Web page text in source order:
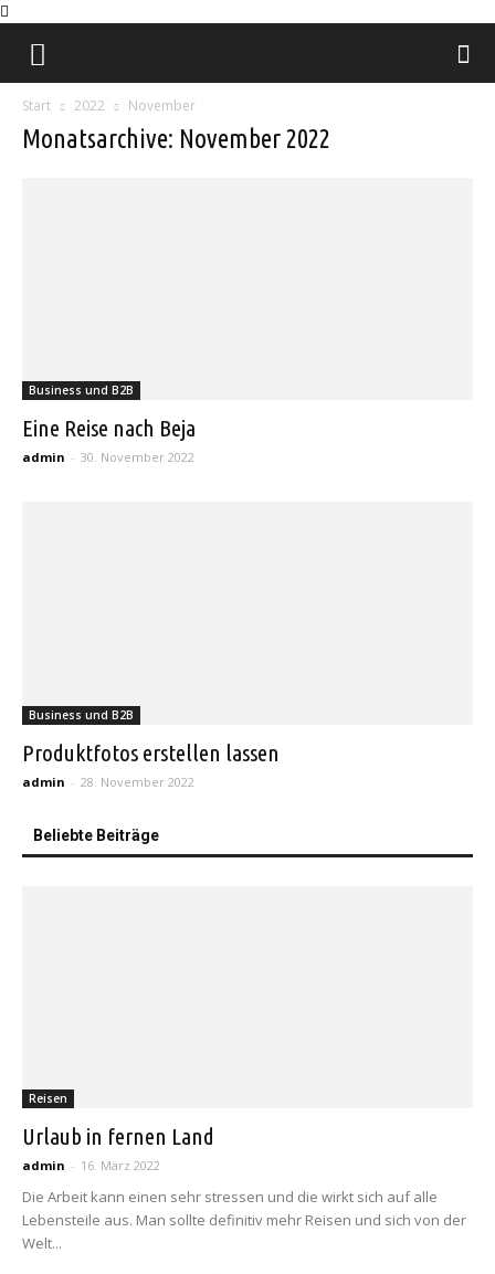
Start 2022 November
Monatsarchive: November 2022
Business und B2B
Eine Reise nach Beja
admin - 30. November 2022
Business und B2B
Produktfotos erstellen lassen
admin - 28. November 2022
Beliebte Beiträge
Reisen
Urlaub in fernen Land
admin - 16. März 2022
Die Arbeit kann einen sehr stressen und die wirkt sich auf alle
Lebensteile aus. Man sollte definitiv mehr Reisen und sich von der
Welt...